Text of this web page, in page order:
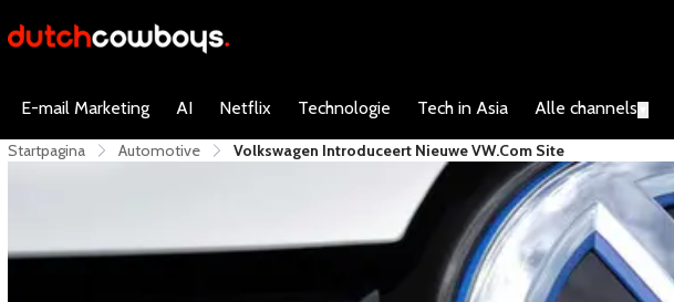
E-mail Marketing AI Netflix Technologie Tech in Asia Alle channels
Startpagina Automotive Volkswagen Introduceert Nieuwe VW.com Site